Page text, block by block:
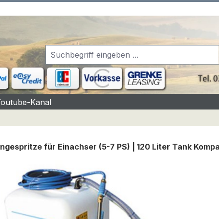
Kanal
für Einachser (5-7 PS) | 120 Liter Tank